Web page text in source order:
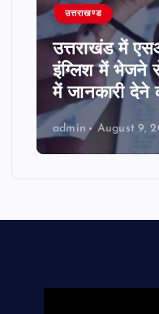
उत्तराखण्ड
उत्तराखंड में
इंग्लिश में भेजने
में जानकारी देने
admin August 9,